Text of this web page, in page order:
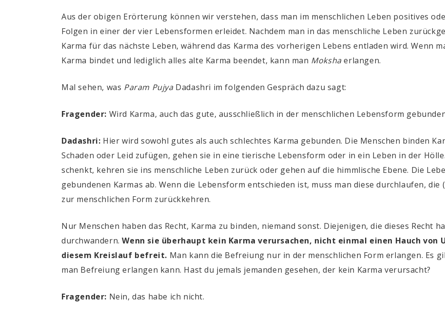
Aus der obigen Erörterung können wir verstehen, dass man im menschlichen Leben positives
Folgen in einer der vier Lebensformen erleidet. Nachdem man in das menschliche Leben
Karma für das nächste Leben, während das Karma des vorherigen Lebens entladen wird. Wenn
Karma bindet und lediglich alles alte Karma beendet, kann man Mokshaerlangen.
Mal sehen, was Param PujyaDadashri im folgenden Gespräch dazu sagt:
Fragender: Wird Karma, auch das gute, ausschließlich in der menschlichen Lebensform
Dadashri: Hier wird sowohl gutes als auch schlechtes Karma gebunden. Die Menschen binden
Schaden oder Leid zufügen, gehen sie in eine tierische Lebensform oder in ein Leben in der
schenkt, kehren sie ins menschliche Leben zurück oder gehen auf die himmlische Ebene. Die
gebundenen Karmas ab. Wenn die Lebensform entschieden ist, muss man diese durchlaufen,
zur menschlichen Form zurückkehren.
Nur Menschen haben das Recht, Karma zu binden, niemand sonst. Diejenigen, die dieses Recht
durchwandern.Wenn sie überhaupt kein Karma verursachen, nicht einmal einen Hauch von
diesem Kreislauf befreit. Man kann die Befreiung nur in der menschlichen Form erlangen. Es
man Befreiung erlangen kann. Hast du jemals jemanden gesehen, der kein Karma verursacht?
Fragender: Nein, das habe ich nicht.